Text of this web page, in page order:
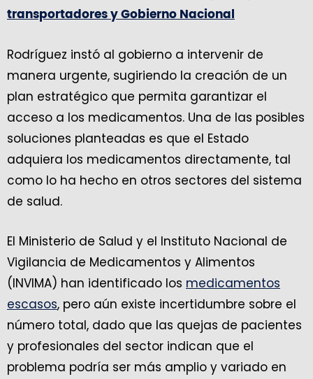
transportadores y Gobierno Nacional
Rodríguez instó al gobierno a intervenir de
manera urgente, sugiriendo la creación de un
plan estratégico que permita garantizar el
acceso a los medicamentos. Una de las posibles
soluciones planteadas es que el Estado
adquiera los medicamentos directamente, tal
como lo ha hecho en otros sectores del sistema
de salud.
El Ministerio de Salud y el Instituto Nacional de
Vigilancia de Medicamentos y Alimentos
(INVIMA) han identificado los medicamentos
escasos, pero aún existe incertidumbre sobre el
número total, dado que las quejas de pacientes
y profesionales del sector indican que el
problema podría ser más amplio y variado en